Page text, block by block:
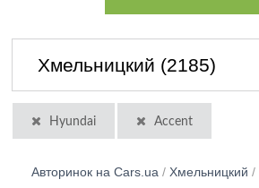
Hyundai Accent
Авторинок на Cars.ua / Хмельницкий /